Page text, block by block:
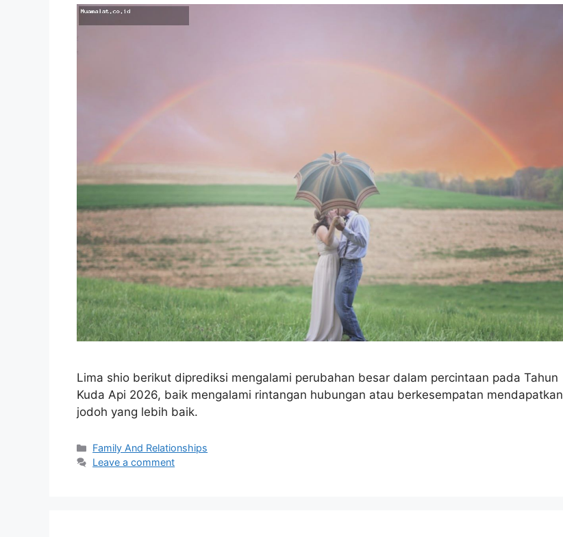
Lima shio berikut diprediksi mengalami perubahan besar dalam percintaan pada Tahun
Kuda Api 2026, baik mengalami rintangan hubungan atau berkesempatan mendapatkan
jodoh yang lebih baik.
Categories
Family And Relationships
Leave a comment